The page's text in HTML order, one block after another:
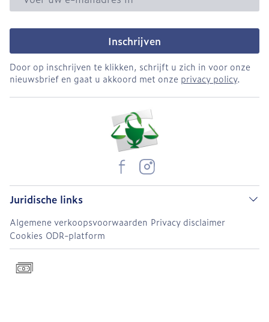
Inschrijven
Door op inschrijven te klikken, schrijft u zich in voor onze
nieuwsbrief en gaat u akkoord met onze privacy policy.
Juridische links
Algemene verkoopsvoorwaarden Privacy disclaimer
Cookies ODR-platform